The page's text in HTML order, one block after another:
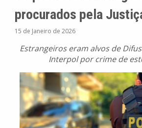
procurados pela
15 de Janeiro de 2026
Estrangeiros eram alvos de
Interpol por crime de